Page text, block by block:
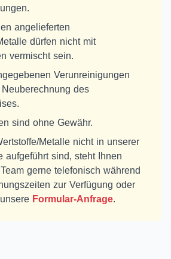
angelieferten
dürfen nicht mit
vermischt sein.
Verunreinigungen
des
sind ohne Gewähr.
Metalle nicht in unserer
aufgeführt sind, steht Ihnen
gerne telefonisch während
zur Verfügung oder
Formular-Anfrage.